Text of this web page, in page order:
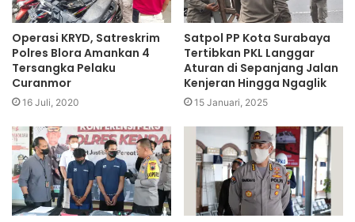
Operasi KRYD, Satreskrim
Polres Blora Amankan 4
Tersangka Pelaku
Curanmor
16 Juli, 2020
Satpol PP Kota Surabaya
Tertibkan PKL Langgar
Aturan di Sepanjang Jalan
Kenjeran Hingga Ngaglik
15 Januari, 2025